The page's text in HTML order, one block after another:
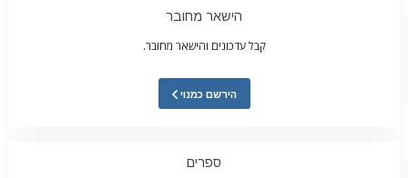
הישאר מחובר
קבל עדכונים והישאר מחובר.
הירשם כמנוי
ספרים